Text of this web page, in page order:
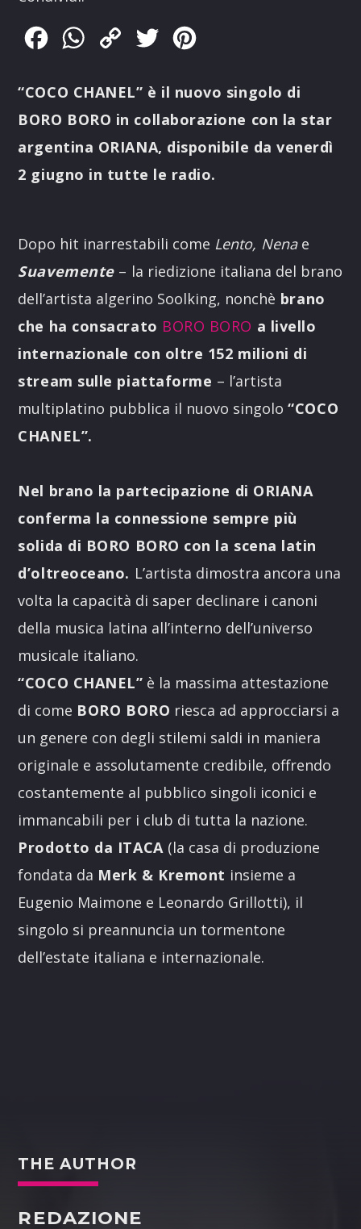
FacebookWhatsApp
Copy
Twitter
“COCO CHANEL” è il nuovo singolo di
BORO BORO in collaborazione con la star
argentina ORIANA, disponibile da venerdì
2 giugno in tutte le radio.
Dopo hit inarrestabili come Lento, Nena e
Suavemente – la riedizione italiana del brano
dell’artista algerino Soolking, nonchè brano
che ha consacrato BORO BORO a livello
internazionale con oltre 152 milioni di
stream sulle piattaforme – l’artista
multiplatino pubblica il nuovo singolo“COCO
CHANEL”.
Nel brano la partecipazione di ORIANA
conferma la connessione sempre più
solida di BORO BORO con la scena latin
d’oltreoceano. L’artista dimostra ancora una
volta la capacità di saper declinare i canoni
della musica latina all’interno dell’universo
musicale italiano.
“COCO CHANEL” è la massima attestazione
di come BORO BORO riesca ad approcciarsi a
un genere con degli stilemi saldi in maniera
originale e assolutamente credibile, offrendo
costantemente al pubblico singoli iconici e
immancabili per i club di tutta la nazione.
Prodotto da ITACA (la casa di produzione
fondata da Merk & Kremont insieme a
Eugenio Maimone e Leonardo Grillotti), il
singolo si preannuncia un tormentone
dell’estate italiana e internazionale.
THE AUTHOR
REDAZIONE